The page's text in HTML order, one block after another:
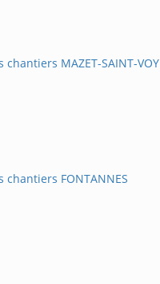
chantiers MAZET-SAINT-VOY
chantiers FONTANNES